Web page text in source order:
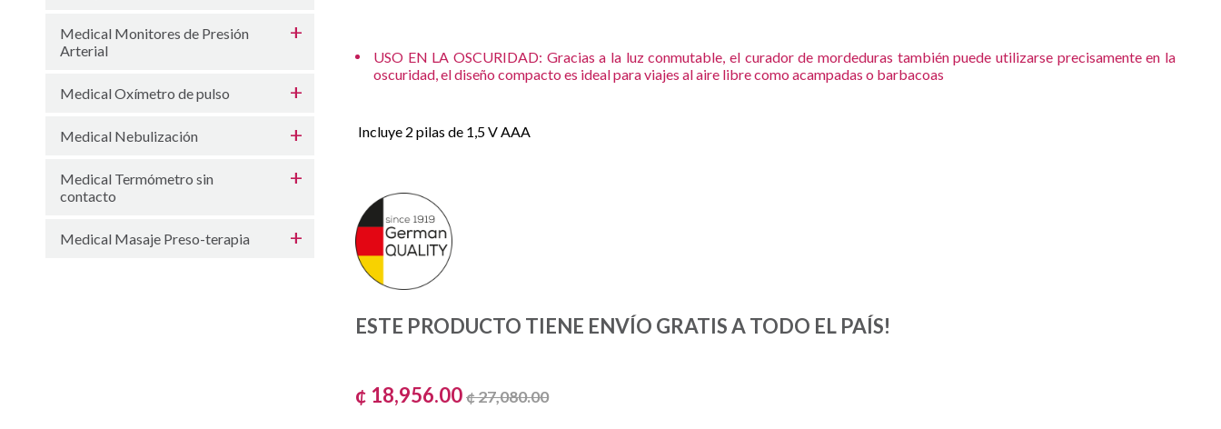
Medical Monitores de Presión
Arterial
Medical Oxímetro de pulso
Medical Nebulización
Medical Termómetro sin
contacto
Medical Masaje Preso-terapia
USO EN LA OSCURIDAD: Gracias a la luz conmutable, el curador de mordeduras también puede utilizarse precisamente en la
oscuridad, el diseño compacto es ideal para viajes al aire libre como acampadas o barbacoas
Incluye 2 pilas de 1,5 V AAA
ESTE PRODUCTO TIENE ENVÍO GRATIS A TODO EL PAÍS!
¢ 18,956.00¢ 27,080.00